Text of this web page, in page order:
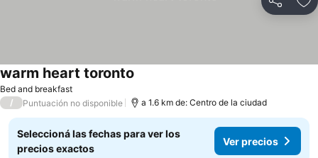
Compartir
Bed and breakfast
warm heart toronto
/ Puntuación no disponible a 1.6 km de: Centro de la ciudad
Seleccioná las fechas para ver los
precios exactos
Ver precios